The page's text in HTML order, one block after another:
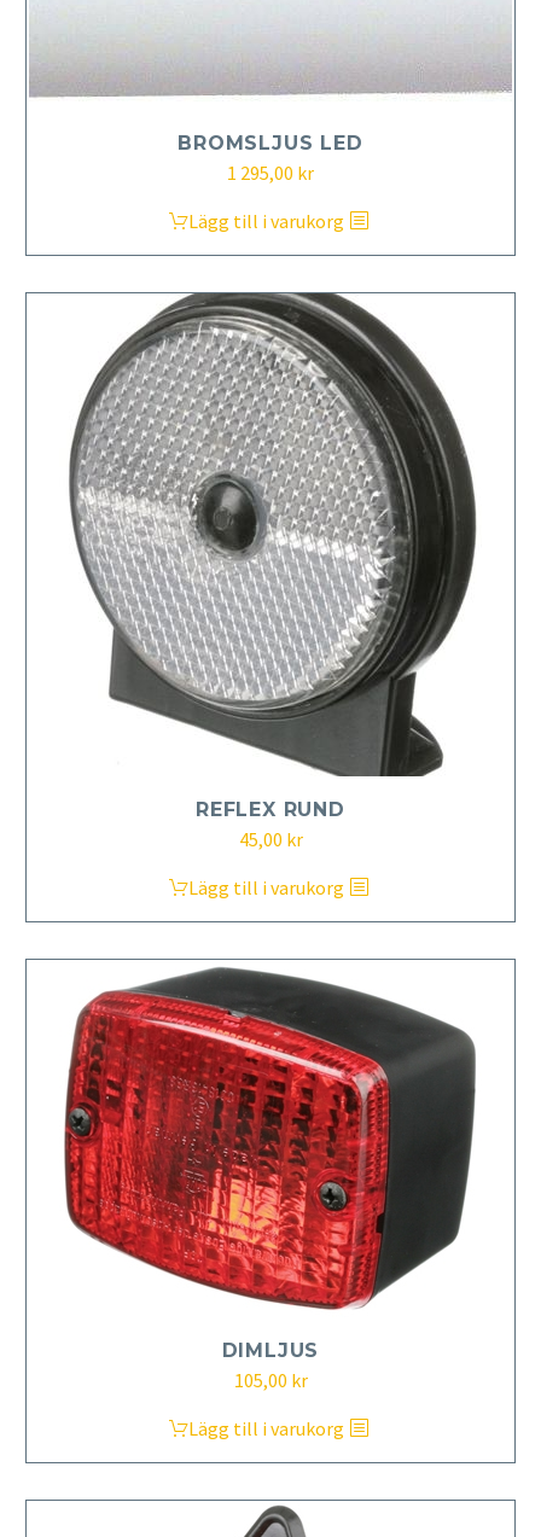
BROMSLJUS LED
1 295,00 kr
Lägg till i varukorg
REFLEX RUND
45,00 kr
Lägg till i varukorg
DIMLJUS
105,00 kr
Lägg till i varukorg